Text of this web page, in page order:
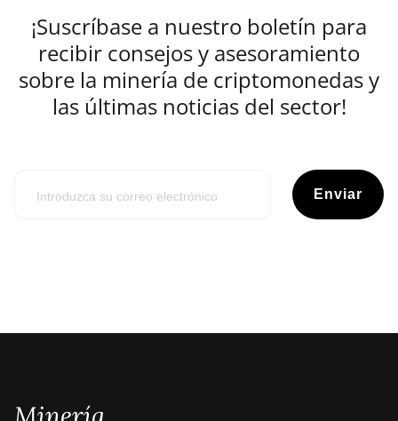
¡Suscríbase a nuestro boletín para
recibir consejos y asesoramiento
sobre la minería de criptomonedas y
las últimas noticias del sector!
Enviar